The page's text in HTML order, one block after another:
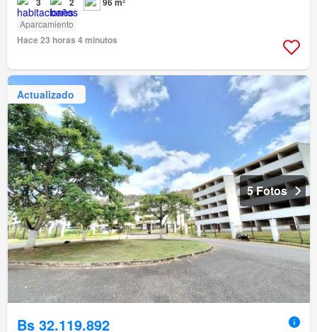
Aparcamiento
Hace 23 horas 4 minutos
Actualizado
5 Fotos
Bs 32.119.892